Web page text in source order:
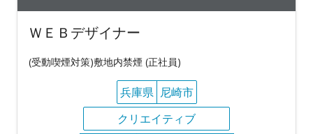
ＷＥＢデザイナー
(受動喫煙対策)敷地内禁煙 (正社員)
兵庫県 尼崎市
クリエイティブ